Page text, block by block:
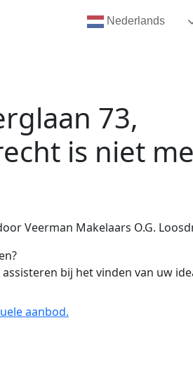
73,
is niet
Veerman Makelaars O.G.
bij het vinden van uw
aanbod.
Nederlands